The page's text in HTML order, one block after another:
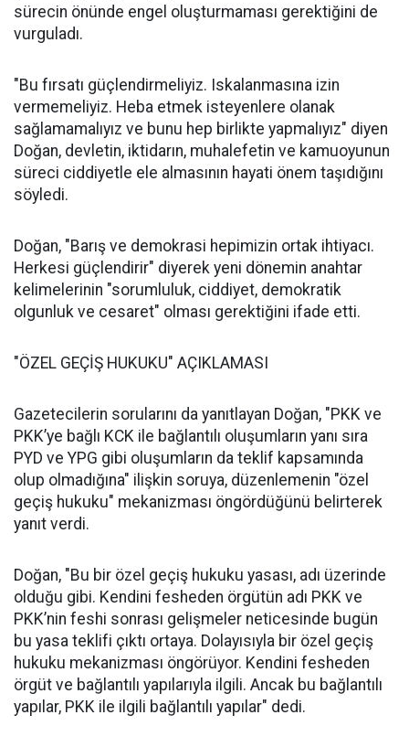
sürecin önünde engel oluşturmaması gerektiğini de
vurguladı.
"Bu fırsatı güçlendirmeliyiz. Iskalanmasına izin
vermemeliyiz. Heba etmek isteyenlere olanak
sağlamamalıyız ve bunu hep birlikte yapmalıyız" diyen
Doğan, devletin, iktidarın, muhalefetin ve kamuoyunun
süreci ciddiyetle ele almasının hayati önem taşıdığını
söyledi.
Doğan, "Barış ve demokrasi hepimizin ortak ihtiyacı.
Herkesi güçlendirir" diyerek yeni dönemin anahtar
kelimelerinin "sorumluluk, ciddiyet, demokratik
olgunluk ve cesaret" olması gerektiğini ifade etti.
"ÖZEL GEÇİŞ HUKUKU" AÇIKLAMASI
Gazetecilerin sorularını da yanıtlayan Doğan, "PKK ve
PKK’ye bağlı KCK ile bağlantılı oluşumların yanı sıra
PYD ve YPG gibi oluşumların da teklif kapsamında
olup olmadığına" ilişkin soruya, düzenlemenin "özel
geçiş hukuku" mekanizması öngördüğünü belirterek
yanıt verdi.
Doğan, "Bu bir özel geçiş hukuku yasası, adı üzerinde
olduğu gibi. Kendini fesheden örgütün adı PKK ve
PKK’nin feshi sonrası gelişmeler neticesinde bugün
bu yasa teklifi çıktı ortaya. Dolayısıyla bir özel geçiş
hukuku mekanizması öngörüyor. Kendini fesheden
örgüt ve bağlantılı yapılarıyla ilgili. Ancak bu bağlantılı
yapılar, PKK ile ilgili bağlantılı yapılar" dedi.